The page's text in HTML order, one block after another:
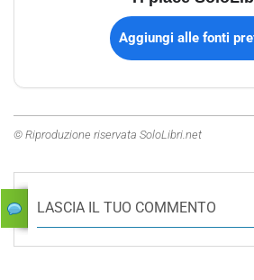
Aggiungi alle fonti
© Riproduzione riservata SoloLibri.net
LASCIA IL TUO COMMENTO